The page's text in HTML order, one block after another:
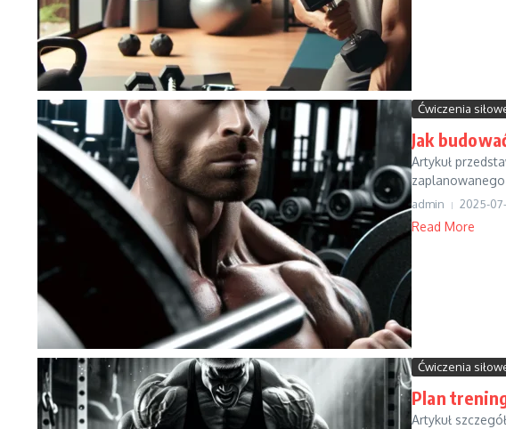
Ćwiczenia
Jak
Artykuł
admin 2025-
Read More
Ćwiczenia
Plan
Artykuł